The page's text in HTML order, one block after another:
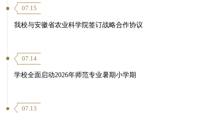
07.15
我校与安徽省农业科学院签订战略合作协议
07.14
学校全面启动2026年师范专业暑期小学期
07.13